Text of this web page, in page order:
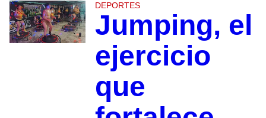
DEPORTES
Jumping, el
ejercicio
que